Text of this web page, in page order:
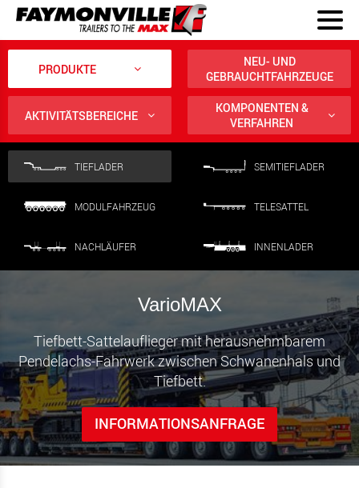
PRODUKTE
NEU- UND
GEBRAUCHTFAHRZEUGE
AKTIVITÄTSBEREICHE
KOMPONENTEN &
VERFAHREN
TIEFLADER SEMITIEFLADER
MODULFAHRZEUG TELESATTEL
NACHLÄUFER INNENLADER
VarioMAX
Tiefbett-Sattelauflieger mit herausnehmbarem
Pendelachs-Fahrwerk zwischen Schwanenhals und
Tiefbett.
INFORMATIONSANFRAGE